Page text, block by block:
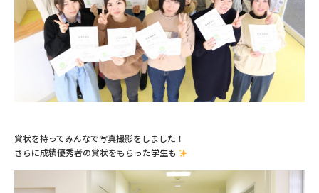
賞状を持ってみんなで写真撮影をしました！
さらに成績優秀者の賞状をもらった学生も